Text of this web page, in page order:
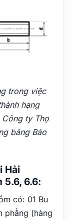
trong việc
hạng
ty Thọ
bảng Báo
Hải
5.6, 6.6:
có: 01 Bu
phẳng (hàng